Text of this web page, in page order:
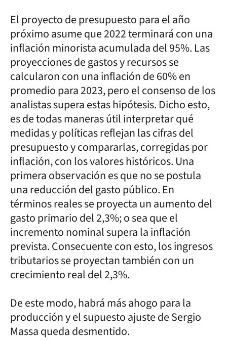
El proyecto de presupuesto para el año
próximo asume que 2022 terminará con una
inflación minorista acumulada del 95%. Las
proyecciones de gastos y recursos se
calcularon con una inflación de 60% en
promedio para 2023, pero el consenso de los
analistas supera estas hipótesis. Dicho esto,
es de todas maneras útil interpretar qué
medidas y políticas reflejan las cifras del
presupuesto y compararlas, corregidas por
inflación, con los valores históricos. Una
primera observación es que no se postula
una reducción del gasto público. En
términos reales se proyecta un aumento del
gasto primario del 2,3%; o sea que el
incremento nominal supera la inflación
prevista. Consecuente con esto, los ingresos
tributarios se proyectan también con un
crecimiento real del 2,3%.
De este modo, habrá más ahogo para la
producción y el supuesto ajuste de Sergio
Massa queda desmentido.